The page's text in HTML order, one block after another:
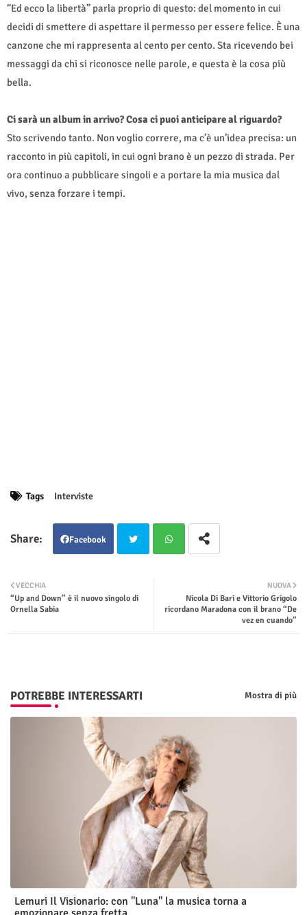
“Ed ecco la libertà” parla proprio di questo: del momento in cui
decidi di smettere di aspettare il permesso per essere felice. È una
canzone che mi rappresenta al cento per cento. Sta ricevendo bei
messaggi da chi si riconosce nelle parole, e questa è la cosa più
bella.
Ci sarà un album in arrivo? Cosa ci puoi anticipare al riguardo?
Sto scrivendo tanto. Non voglio correre, ma c’è un’idea precisa: un
racconto in più capitoli, in cui ogni brano è un pezzo di strada. Per
ora continuo a pubblicare singoli e a portare la mia musica dal
vivo, senza forzare i tempi.
Tags Interviste
Facebook
ter
NUOVA
Nicola Di Bari e Vittorio Grigolo
ricordano Maradona con il brano “De
vez en cuando”
VECCHIA
“Up and Down” è il nuovo singolo di
Ornella Sabia
POTREBBE INTERESSARTI Mostra di più
Lemuri Il Visionario: con "Luna" la musica torna a